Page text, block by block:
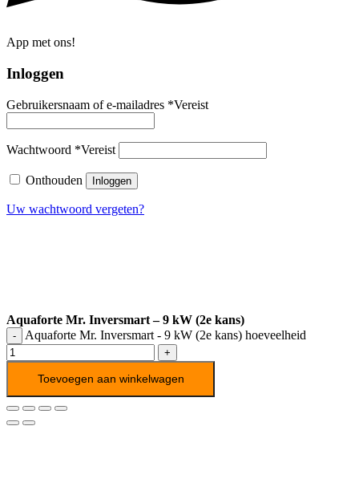
App met ons!
Inloggen
Gebruikersnaam of e-mailadres *Vereist
Wachtwoord *Vereist
Onthouden Inloggen
Uw wachtwoord vergeten?
Aquaforte Mr. Inversmart – 9 kW (2e kans)
Aquaforte Mr. Inversmart - 9 kW (2e kans) hoeveelheid
Toevoegen aan winkelwagen